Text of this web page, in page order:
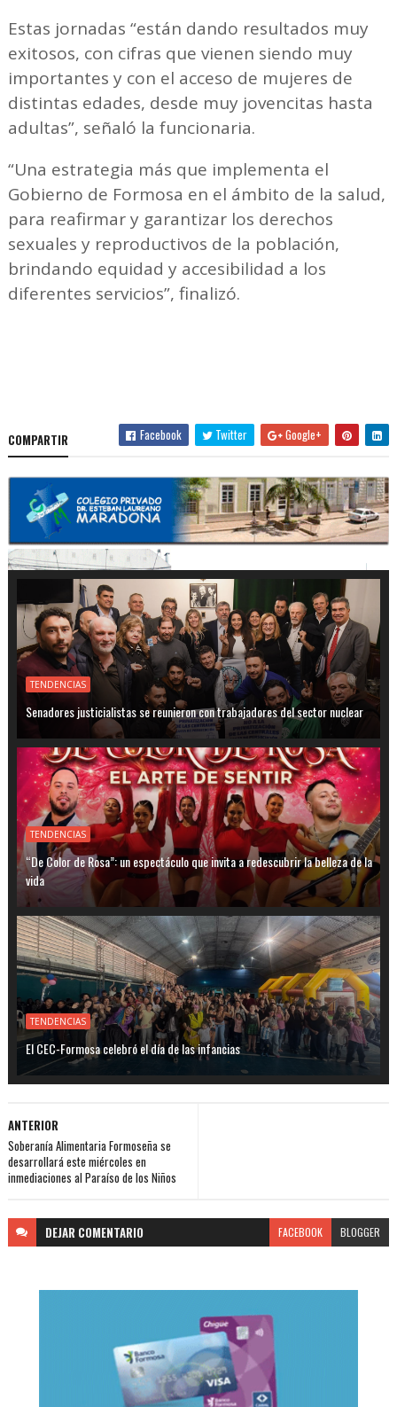
Estas jornadas “están dando resultados muy
exitosos, con cifras que vienen siendo muy
importantes y con el acceso de mujeres de
distintas edades, desde muy jovencitas hasta
adultas”, señaló la funcionaria.
“Una estrategia más que implementa el
Gobierno de Formosa en el ámbito de la salud,
para reafirmar y garantizar los derechos
sexuales y reproductivos de la población,
brindando equidad y accesibilidad a los
diferentes servicios”, finalizó.
COMPARTIR Facebook Twitter Google+
TENDENCIAS
Senadores justicialistas se reunieron con trabajadores del sector nuclear
TENDENCIAS
“De Color de Rosa”: un espectáculo que invita a redescubrir la belleza de la
vida
TENDENCIAS
El CEC-Formosa celebró el día de las infancias
ANTERIOR
Soberanía Alimentaria Formoseña se
desarrollará este miércoles en
inmediaciones al Paraíso de los Niños
DEJAR COMENTARIO FACEBOOK BLOGGER